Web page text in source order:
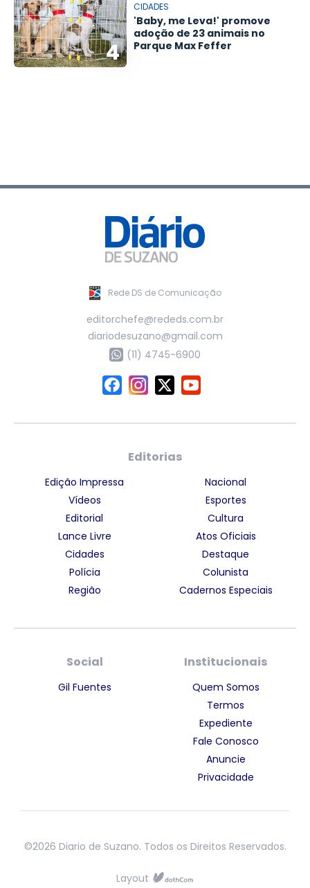
4
CIDADES
'Baby, me Leva!' promove
adoção de 23 animais no
Parque Max Feffer
Rede DS de Comunicação
editorchefe@rededs.com.br
diariodesuzano@gmail.com
(11) 4745-6900
Editorias
Edição Impressa
Vídeos
Editorial
Lance Livre
Cidades
Polícia
Região
Nacional
Esportes
Cultura
Atos Oficiais
Destaque
Colunista
Cadernos Especiais
Social
Gil Fuentes
Institucionais
Quem Somos
Termos
Expediente
Fale Conosco
Anuncie
Privacidade
©2026 Diario de Suzano. Todos os Direitos Reservados.
Layout